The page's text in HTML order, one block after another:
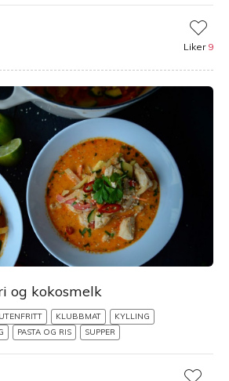
Liker 9
og kokosmelk
KLUBBMAT
KYLLING
PASTA OG RIS SUPPER